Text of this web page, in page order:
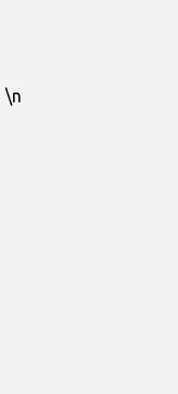
\n